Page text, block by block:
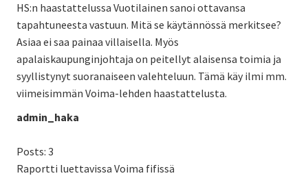
HS:n haastattelussa Vuotilainen sanoi ottavansa
tapahtuneesta vastuun. Mitä se käytännössä merkitsee?
Asiaa ei saa painaa villaisella. Myös
apalaiskaupunginjohtaja on peitellyt alaisensa toimia ja
syyllistynyt suoranaiseen valehteluun. Tämä käy ilmi mm.
viimeisimmän Voima-lehden haastattelusta.
admin_haka
Posts: 3
Raportti luettavissa Voima fifissä